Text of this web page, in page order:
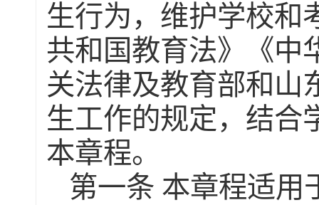
生行为，维护学校和
共和国教育法》《中
关法律及教育部和山
生工作的规定，结合
本章程。
第一条 本章程适用